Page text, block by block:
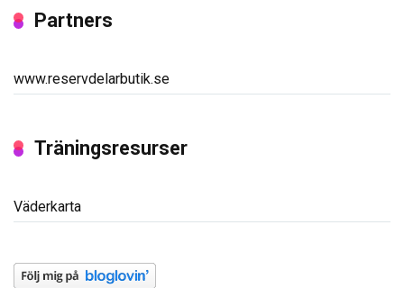
Partners
www.reservdelarbutik.se
Träningsresurser
Väderkarta